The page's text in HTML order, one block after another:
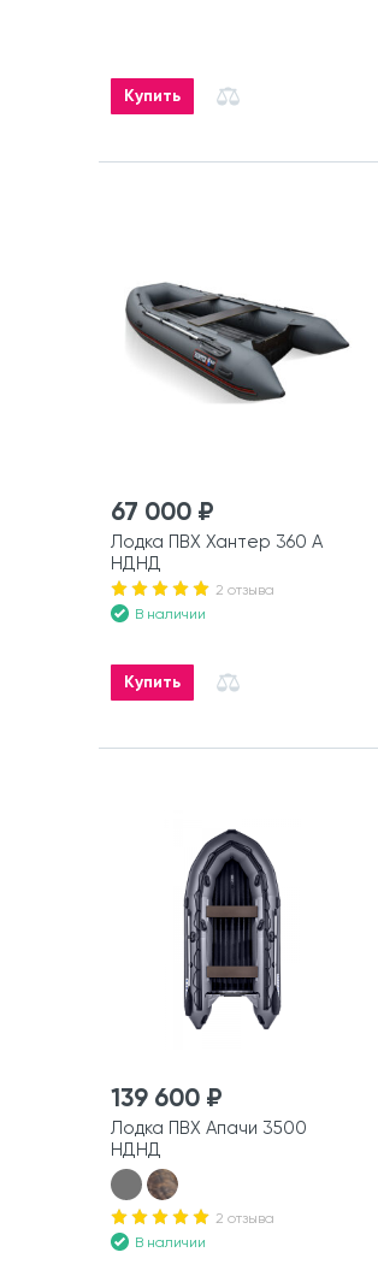
Купить
67 000 ₽
Лодка ПВХ Хантер 360 А
НДНД
2 отзыва
В наличии
Купить
139 600 ₽
Лодка ПВХ Апачи 3500
НДНД
2 отзыва
В наличии